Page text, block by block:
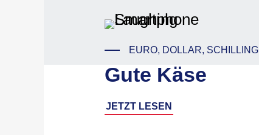
EURO, DOLLAR, SCHILLING
Gute Käse
JETZT LESEN